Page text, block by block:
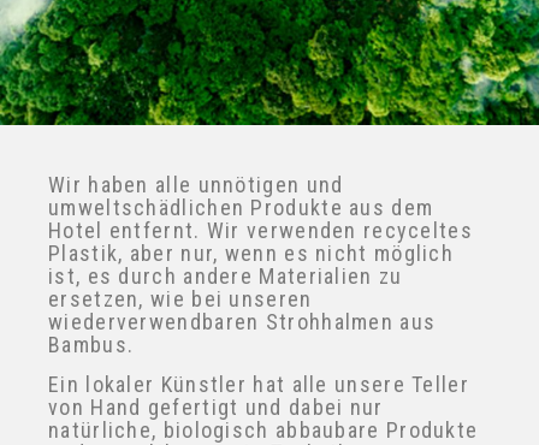
umweltschädlichen Produkte aus dem
Hotel entfernt. Wir verwenden recyceltes
Plastik, aber nur, wenn es nicht möglich
ist, es durch andere Materialien zu
ersetzen, wie bei unseren
wiederverwendbaren Strohhalmen aus
Bambus.
von Hand gefertigt und dabei nur
natürliche, biologisch abbaubare
Produkte und umweltbewusste Techniken
Abonnieren Sie und erhalten
Sie Ihren persönlichen Rabatt